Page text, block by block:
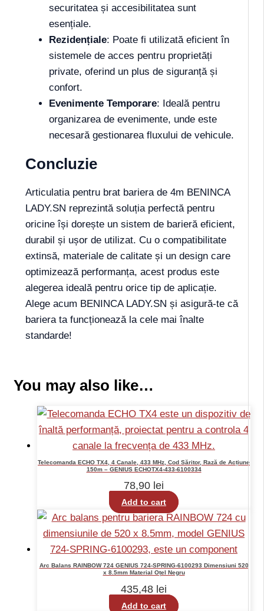
securitatea și accesibilitatea sunt
esențiale.
Rezidențiale: Poate fi utilizată eficient în
sistemele de acces pentru proprietăți
private, oferind un plus de siguranță și
confort.
Evenimente Temporare: Ideală pentru
organizarea de evenimente, unde este
necesară gestionarea fluxului de vehicule.
Concluzie
Articulatia pentru brat bariera de 4m BENINCA
LADY.SN reprezintă soluția perfectă pentru
oricine își dorește un sistem de barieră eficient,
durabil și ușor de utilizat. Cu o compatibilitate
extinsă, materiale de calitate și un design care
optimizează performanța, acest produs este
alegerea ideală pentru orice tip de aplicație.
Alege acum BENINCA LADY.SN și asigură-te că
bariera ta funcționează la cele mai înalte
standarde!
You may also like…
Telecomanda ECHO TX4, 4 Canale, 433 MHz, Cod Săritor, Rază de Acțiune
150m – GENIUS ECHOTX4-433-6100334
78,90 lei
Add to cart
Arc Balans RAINBOW 724 GENIUS 724-SPRING-6100293 Dimensiuni 520
x 8.5mm Material Oțel Negru
435,48 lei
Add to cart